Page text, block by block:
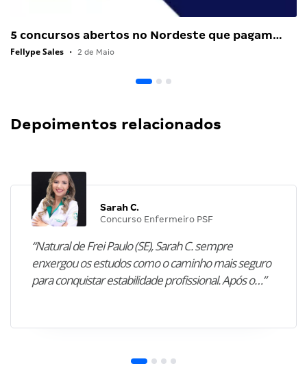
5 concursos abertos no Nordeste que pagam…
Fellype Sales • 2 de Maio
Depoimentos relacionados
Sarah C.
Concurso Enfermeiro PSF
“Natural de Frei Paulo (SE), Sarah C. sempre
enxergou os estudos como o caminho mais seguro
para conquistar estabilidade profissional. Após o…”